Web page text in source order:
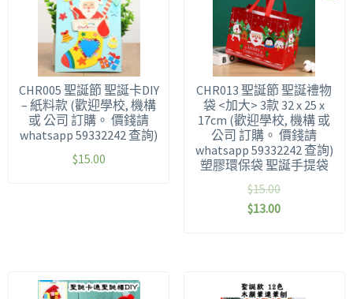
CHR005 聖誕節 聖誕卡DIY
– 紙料款 (歡迎學校, 機構
或 公司 訂購。 價錢請
whatsapp 59332242 查詢)
$15.00
CHR013 聖誕節 聖誕禮物
袋 <加大> 3款 32 x 25 x
17cm (歡迎學校, 機構 或
公司 訂購。 價錢請
whatsapp 59332242 查詢)
塑膠環保袋 聖誕手提袋
$15.00
$13.00